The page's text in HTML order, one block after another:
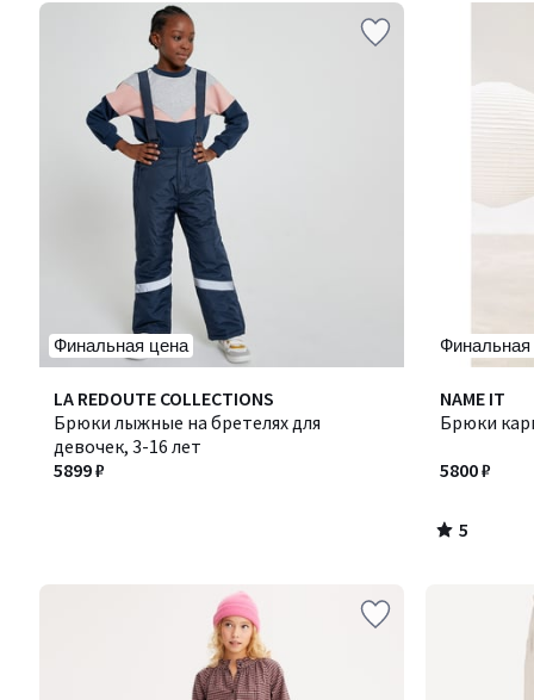
Финальная цена
LA REDOUTE COLLECTIONS
Брюки лыжные на бретелях для
девочек, 3-16 лет
5899 ₽
Финальная
NAME IT
Брюки
5800 ₽
5
/
5
/